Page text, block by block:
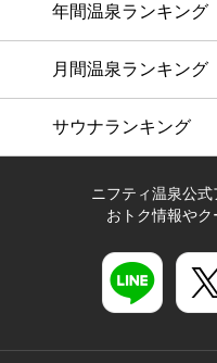
年間温泉ランキング
月間温泉ランキング
サウナランキング
ニフティ温泉公
おトク情報や